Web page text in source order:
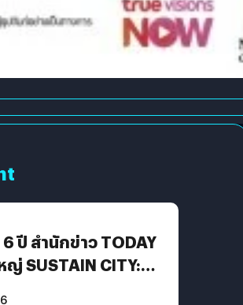
ปี สำนักข่าว TODAY
ญ่ SUSTAIN CITY: